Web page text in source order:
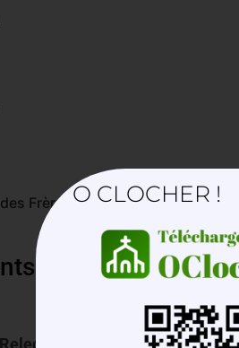
Frères prêcheurs (+ 1221)
Relecture de l’année jubilaire
O CLOCHER !